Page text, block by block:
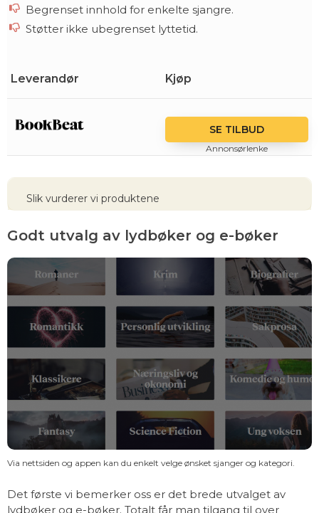
Begrenset innhold for enkelte sjangre.
Støtter ikke ubegrenset lyttetid.
Leverandør Kjøp
SE TILBUD
Annonsørlenke
Slik vurderer vi produktene
Godt utvalg av lydbøker og e-bøker
Via nettsiden og appen kan du enkelt velge ønsket sjanger og kategori.
Det første vi bemerker oss er det brede utvalget av
lydbøker og e-bøker. Totalt får man tilgang til over